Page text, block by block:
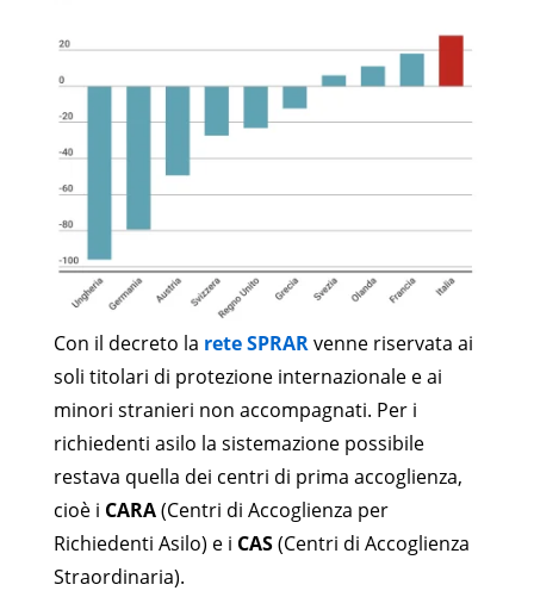
Con il decreto la rete SPRARvenne riservata ai
soli titolari di protezione internazionale e ai
minori stranieri non accompagnati. Per i
richiedenti asilo la sistemazione possibile
restava quella dei centri di prima accoglienza,
cioè i CARA(Centri di Accoglienza per
Richiedenti Asilo) e i CAS(Centri di Accoglienza
Straordinaria).